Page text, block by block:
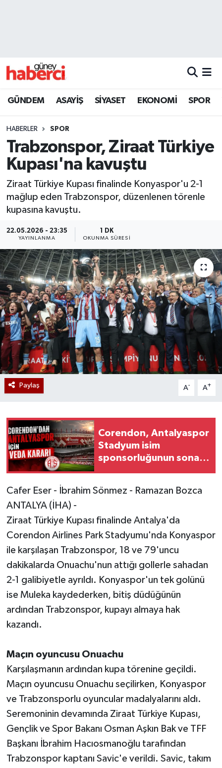
GÜNDEM ASAYİŞ SİYASET EKONOMİ SPOR
HABERLER SPOR
Trabzonspor, Ziraat Türkiye
Kupası'na kavuştu
Ziraat Türkiye Kupası finalinde Konyaspor'u 2-1
mağlup eden Trabzonspor, düzenlenen törenle
kupasına kavuştu.
22.05.2026 - 23:35
YAYINLANMA
1 DK
OKUNMA SÜRESI
Paylaş A- A+
Corendon, Antalyaspor
Stadyum isim
sponsorluğunun sona
Cafer Eser - İbrahim Sönmez - Ramazan Bozca
ANTALYA (İHA) -
Ziraat Türkiye Kupası finalinde Antalya'da
Corendon Airlines Park Stadyumu'nda Konyaspor
ile karşılaşan Trabzonspor, 18 ve 79'uncu
dakikalarda Onuachu'nun attığı gollerle sahadan
2-1 galibiyetle ayrıldı. Konyaspor'un tek golünü
ise Muleka kaydederken, bitiş düdüğünün
ardından Trabzonspor, kupayı almaya hak
kazandı.
Maçın oyuncusu Onuachu
Karşılaşmanın ardından kupa törenine geçildi.
Maçın oyuncusu Onuachu seçilirken, Konyaspor
ve Trabzonsporlu oyuncular madalyalarını aldı.
Seremoninin devamında Ziraat Türkiye Kupası,
Gençlik ve Spor Bakanı Osman Aşkın Bak ve TFF
Başkanı İbrahim Hacıosmanoğlu tarafından
Trabzonspor kaptanı Savic'e verildi. Savic, takım
Beyoğlu Trafik Yoğunluk Haritası
Son Dakika Haberleri
Haber Arşivi